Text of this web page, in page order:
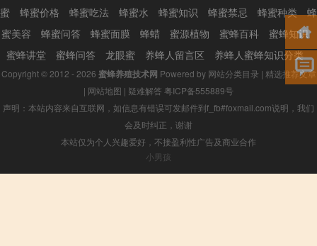
蜜
蜂蜜价格 蜂蜜吃法 蜂蜜水 蜂蜜知识 蜂蜜禁忌 蜂蜜种类
蜂
蜜美容
蜂蜜问答 蜂蜜面膜 蜂蜡 蜜源植物 蜜蜂百科
蜜蜂知识
蜜蜂讲堂
蜜蜂问答 龙眼蜜 养蜂人留言区 养蜂人蜜蜂知识分类
Copyright © 2012 - 2026 蜜蜂养殖技术网 Powered by 网站分类目录 | 精选推荐文章
| 网站地图 | 疑难解答 粤ICP备555889号
声明：本站内容来自互联网，如信息有错误可发邮件到f_fb#foxmail.com说明，我们
会及时纠正，谢谢
本站仅为个人兴趣爱好，不接盈利性广告及商业合作
小男孩